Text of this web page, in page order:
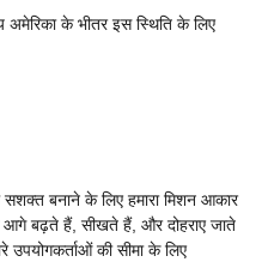
अमेरिका के भीतर इस स्थिति के लिए
बनाने के लिए हमारा मिशन आकार
बढ़ते हैं, सीखते हैं, और दोहराए जाते
उपयोगकर्ताओं की सीमा के लिए